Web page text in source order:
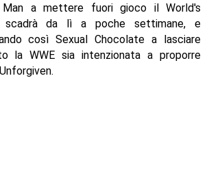
a mettere fuori gioco il World's
da lì a poche settimane, e
così Sexual Chocolate a lasciare
la WWE sia intenzionata a proporre